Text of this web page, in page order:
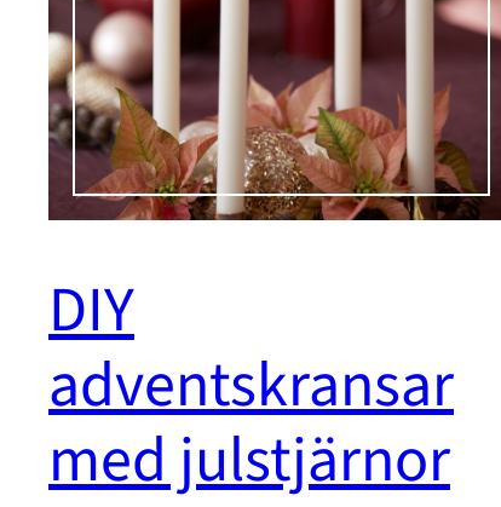
DIY
adventskransar
med julstjärnor